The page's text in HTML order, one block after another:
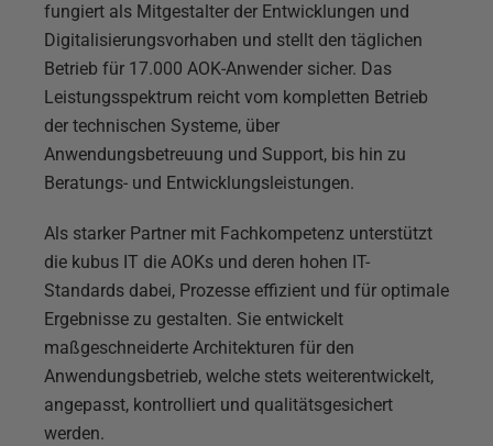
fungiert als Mitgestalter der Entwicklungen und
Digitalisierungsvorhaben und stellt den täglichen
Betrieb für 17.000 AOK-Anwender sicher. Das
Leistungsspektrum reicht vom kompletten Betrieb
der technischen Systeme, über
Anwendungsbetreuung und Support, bis hin zu
Beratungs- und Entwicklungsleistungen.
Als starker Partner mit Fachkompetenz unterstützt
die kubus IT die AOKs und deren hohen IT-
Standards dabei, Prozesse effizient und für optimale
Ergebnisse zu gestalten. Sie entwickelt
maßgeschneiderte Architekturen für den
Anwendungsbetrieb, welche stets weiterentwickelt,
angepasst, kontrolliert und qualitätsgesichert
werden.